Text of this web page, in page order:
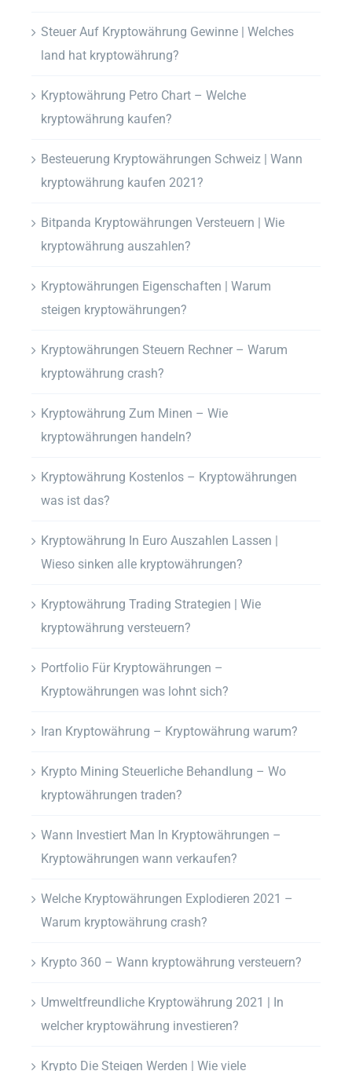
Steuer Auf Kryptowährung Gewinne | Welches
land hat kryptowährung?
Kryptowährung Petro Chart – Welche
kryptowährung kaufen?
Besteuerung Kryptowährungen Schweiz | Wann
kryptowährung kaufen 2021?
Bitpanda Kryptowährungen Versteuern | Wie
kryptowährung auszahlen?
Kryptowährungen Eigenschaften | Warum
steigen kryptowährungen?
Kryptowährungen Steuern Rechner – Warum
kryptowährung crash?
Kryptowährung Zum Minen – Wie
kryptowährungen handeln?
Kryptowährung Kostenlos – Kryptowährungen
was ist das?
Kryptowährung In Euro Auszahlen Lassen |
Wieso sinken alle kryptowährungen?
Kryptowährung Trading Strategien | Wie
kryptowährung versteuern?
Portfolio Für Kryptowährungen –
Kryptowährungen was lohnt sich?
Iran Kryptowährung – Kryptowährung warum?
Krypto Mining Steuerliche Behandlung – Wo
kryptowährungen traden?
Wann Investiert Man In Kryptowährungen –
Kryptowährungen wann verkaufen?
Welche Kryptowährungen Explodieren 2021 –
Warum kryptowährung crash?
Krypto 360 – Wann kryptowährung versteuern?
Umweltfreundliche Kryptowährung 2021 | In
welcher kryptowährung investieren?
Krypto Die Steigen Werden | Wie viele